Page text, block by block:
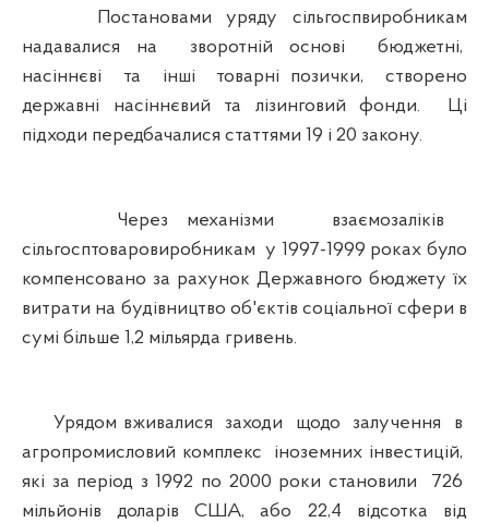
Постановами уряду сільгоспвиробникам
надавалися на зворотній основі бюджетні,
насіннєві та інші товарні позички, створено
державні насіннєвий та лізинговий фонди. Ці
підходи передбачалися статтями 19 і 20 закону.
Через механізми взаємозаліків
сільгосптоваровиробникам у 1997-1999 роках було
компенсовано за рахунок Державного бюджету їх
витрати на будівництво об'єктів соціальної сфери в
сумі більше 1,2 мільярда гривень.
Урядом вживалися заходи щодо залучення в
агропромисловий комплекс іноземних інвестицій,
які за період з 1992 по 2000 роки становили 726
мільйонів доларів США, або 22,4 відсотка від